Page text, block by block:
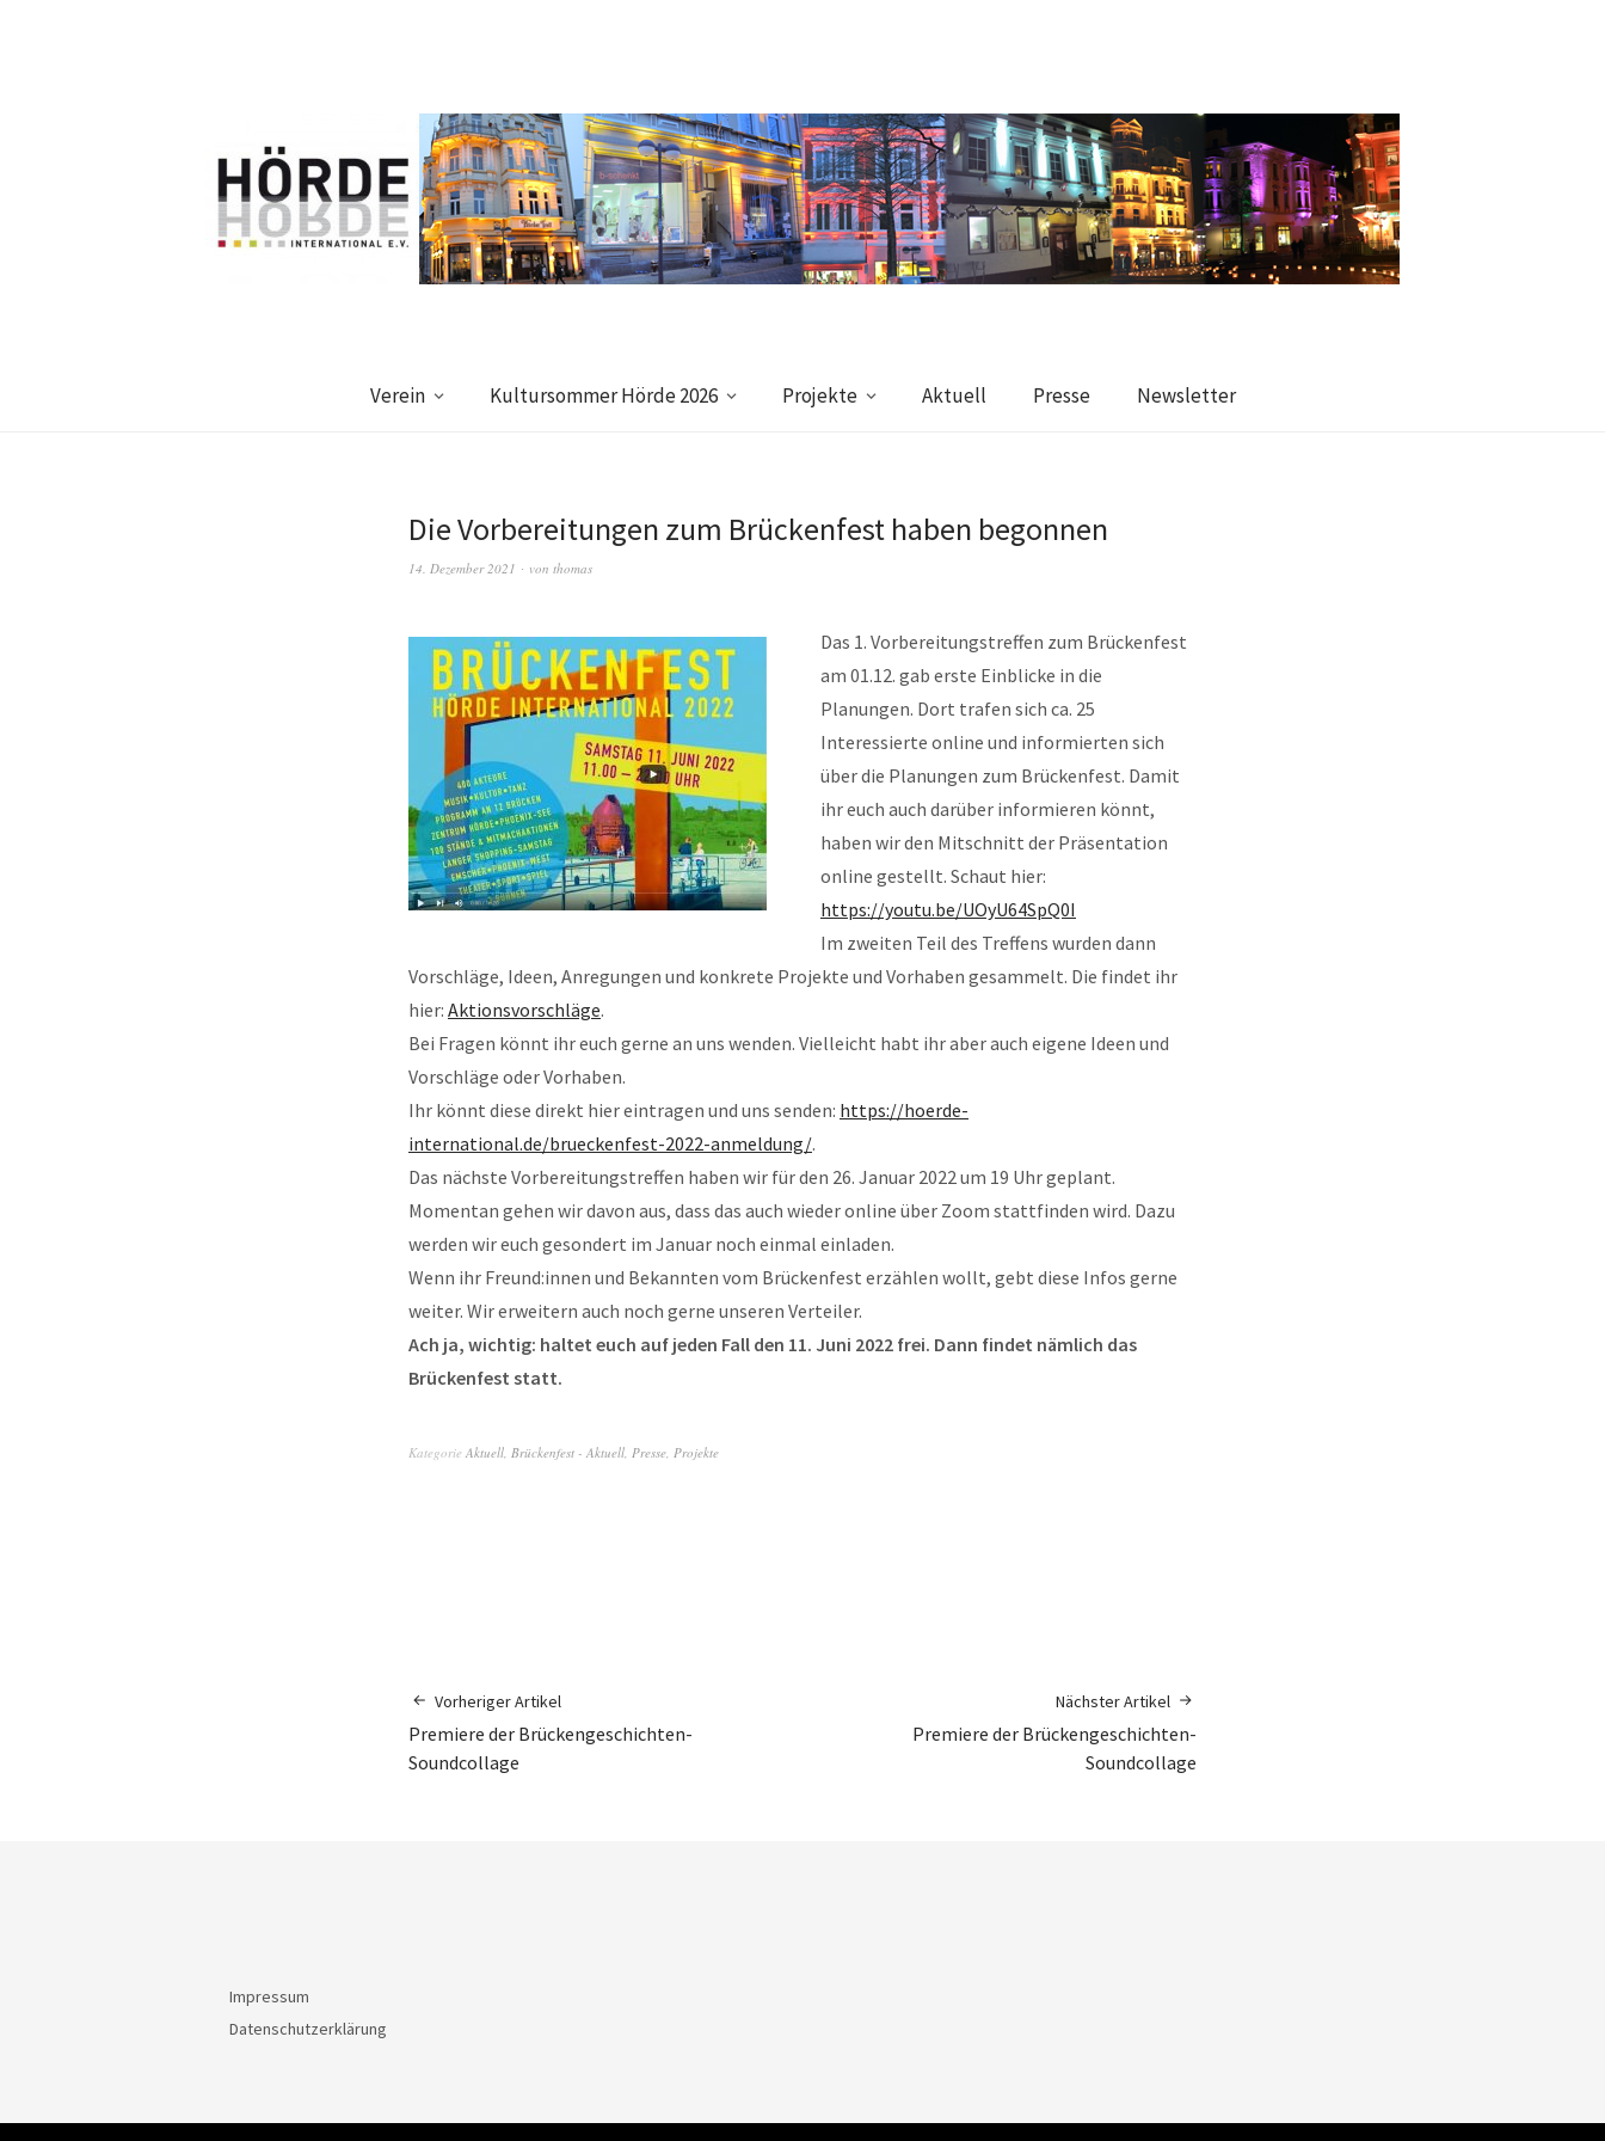
Verein Kultursommer Hörde 2026 Projekte Aktuell Presse Newsletter
Die Vorbereitungen zum Brückenfest haben begonnen
14. Dezember 2021 von thomas
Das 1. Vorbereitungstreffen zum Brückenfest
am 01.12. gab erste Einblicke in die
Planungen. Dort trafen sich ca. 25
Interessierte online und informierten sich
über die Planungen zum Brückenfest. Damit
ihr euch auch darüber informieren könnt,
haben wir den Mitschnitt der Präsentation
online gestellt. Schaut hier:
https://youtu.be/UOyU64SpQ0I
Im zweiten Teil des Treffens wurden dann
Vorschläge, Ideen, Anregungen und konkrete Projekte und Vorhaben gesammelt. Die findet ihr
hier: Aktionsvorschläge.
Bei Fragen könnt ihr euch gerne an uns wenden. Vielleicht habt ihr aber auch eigene Ideen und
Vorschläge oder Vorhaben.
Ihr könnt diese direkt hier eintragen und uns senden: https://hoerde-
international.de/brueckenfest-2022-anmeldung/.
Das nächste Vorbereitungstreffen haben wir für den 26. Januar 2022 um 19 Uhr geplant.
Momentan gehen wir davon aus, dass das auch wieder online über Zoom stattfinden wird. Dazu
werden wir euch gesondert im Januar noch einmal einladen.
Wenn ihr Freund:innen und Bekannten vom Brückenfest erzählen wollt, gebt diese Infos gerne
weiter. Wir erweitern auch noch gerne unseren Verteiler.
Ach ja, wichtig: haltet euch auf jeden Fall den 11. Juni 2022 frei. Dann findet nämlich das
Brückenfest statt.
Kategorie Aktuell, Brückenfest - Aktuell, Presse, Projekte
Vorheriger Artikel
Premiere der Brückengeschichten-
Soundcollage
Nächster Artikel
Premiere der Brückengeschichten-
Soundcollage
Impressum
Datenschutzerklärung